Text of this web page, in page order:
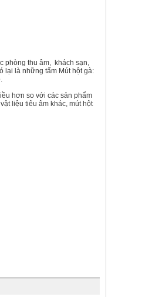
phòng thu âm, khách sạn,
lại là những tấm Mút hột gà:
hơn so với các sản phẩm
liệu tiêu âm khác, mút hột